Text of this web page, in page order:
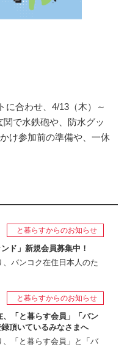
に合わせ、4/13（木）～
で水鉄砲や、防水グッ
け参加前の準備や、一休
と暮らすからのお知らせ
ド」新規会員募集中！
、バンコク在住日本人のた
と暮らすからのお知らせ
、「と暮らす会員」「バン
頂いているみなさまへ
、「と暮らす会員」と「バ